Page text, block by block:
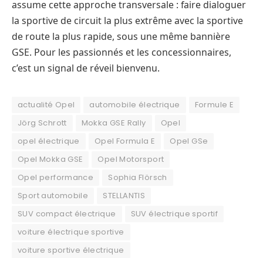
assume cette approche transversale : faire dialoguer
la sportive de circuit la plus extrême avec la sportive
de route la plus rapide, sous une même bannière
GSE. Pour les passionnés et les concessionnaires,
c’est un signal de réveil bienvenu.
actualité Opel automobile électrique
Formule E
Jörg Schrott
Mokka GSE Rally
Opel
opel électrique
Opel Formula E
Opel GSe
Opel Mokka GSE
Opel Motorsport
Opel performance
Sophia Flörsch
Sport automobile
STELLANTIS
SUV compact électrique
SUV électrique sportif
voiture électrique sportive
voiture sportive électrique